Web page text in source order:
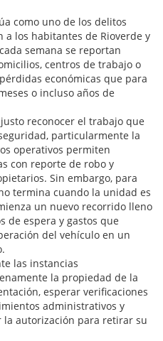
como uno de los delitos
los habitantes de Rioverde y
semana se reportan
centros de trabajo o
económicas que para
o incluso años de
reconocer el trabajo que
particularmente la
operativos permiten
con reporte de robo y
Sin embargo, para
termina cuando la unidad es
un nuevo recorrido lleno
de espera y gastos que
del vehículo en un
las instancias
la propiedad de la
esperar verificaciones
administrativos y
autorización para retirar su